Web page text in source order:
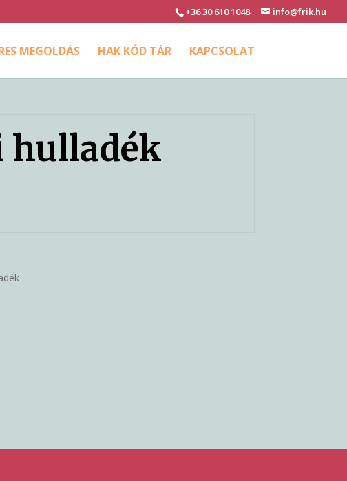
+36 30 610 1048 info@frik.hu
MEGOLDÁS HAK KÓD TÁR KAPCSOLAT
hulladék